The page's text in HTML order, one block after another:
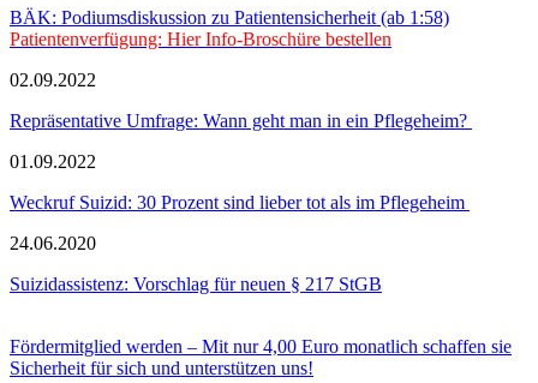
BÄK: Podiumsdiskussion zu Patientensicherheit (ab 1:58)
Patientenverfügung: Hier Info-Broschüre bestellen
02.09.2022
Repräsentative Umfrage: Wann geht man in ein Pflegeheim?
01.09.2022
Weckruf Suizid: 30 Prozent sind lieber tot als im Pflegeheim
24.06.2020
Suizidassistenz: Vorschlag für neuen § 217 StGB
Fördermitglied werden – Mit nur 4,00 Euro monatlich schaffen sie
Sicherheit für sich und unterstützen uns!